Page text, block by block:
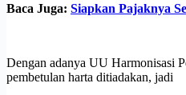
Baca Juga: Siapkan Pajaknya
Dengan adanya UU Harmonisasi
pembetulan harta ditiadakan, jadi